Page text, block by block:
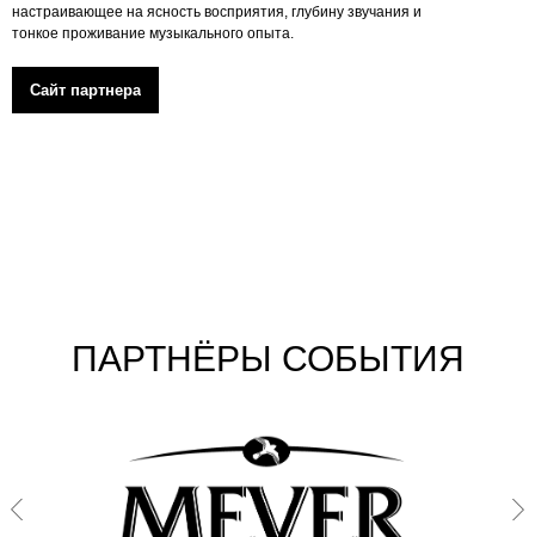
настраивающее на ясность восприятия, глубину звучания и
тонкое проживание музыкального опыта.
Сайт партнера
ПАРТНЁРЫ СОБЫТИЯ